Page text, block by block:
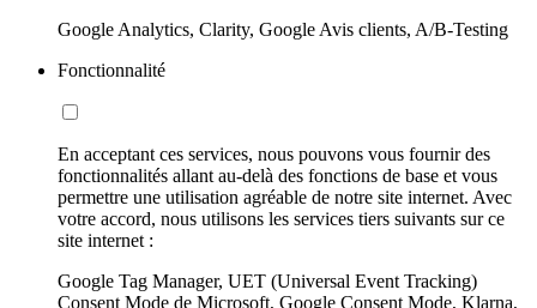
Google Analytics, Clarity, Google Avis clients, A/B-Testing
Fonctionnalité
En acceptant ces services, nous pouvons vous fournir des
fonctionnalités allant au-delà des fonctions de base et vous
permettre une utilisation agréable de notre site internet. Avec
votre accord, nous utilisons les services tiers suivants sur ce
site internet :
Google Tag Manager, UET (Universal Event Tracking)
Consent Mode de Microsoft, Google Consent Mode, Klarna,